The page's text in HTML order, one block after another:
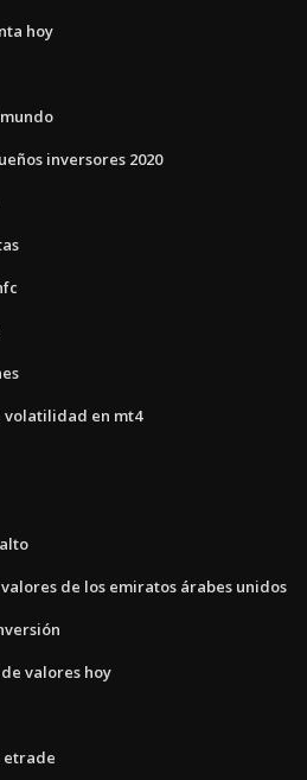
hoy
inversores 2020
volatilidad en mt4
de los emiratos árabes unidos
valores hoy
etrade